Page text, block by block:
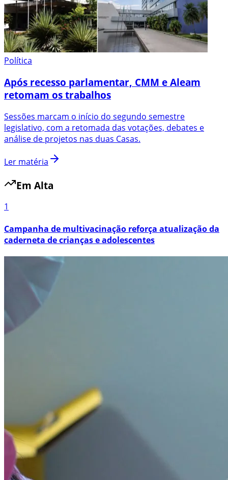
Política
Após recesso parlamentar, CMM e Aleam
retomam os trabalhos
Sessões marcam o início do segundo semestre
legislativo, com a retomada das votações, debates e
análise de projetos nas duas Casas.
Ler matéria
Em Alta
1
Campanha de multivacinação reforça atualização da
caderneta de crianças e adolescentes